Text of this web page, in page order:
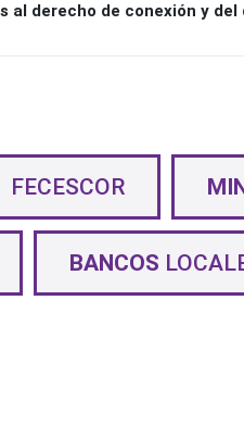
al derecho de conexión y
FECESCOR
BANCOS